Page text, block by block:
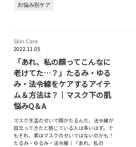
お悩み別ケア
Skin Care
2022.11.05
「あれ、私の顔ってこんなに
老けてた…？」たるみ・ゆる
み・法令線をケアするアイテ
ム＆方法は？｜マスク下の肌
悩みQ＆A
マスク生活のせいで顔がたるんだ、法令線が
目立ってきたと感じている人は多いはず。で
もそれ、実はマスクのせいではないのかも！
たるみ・ゆるみ・法令線｜「あれ、私の…